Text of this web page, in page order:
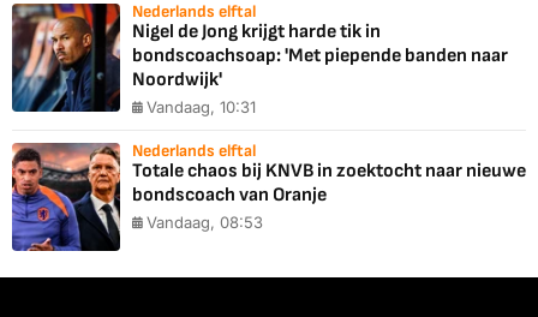
Nederlands elftal
Nigel de Jong krijgt harde tik in
bondscoachsoap: 'Met piepende banden naar
Noordwijk'
Vandaag, 10:31
Nederlands elftal
Totale chaos bij KNVB in zoektocht naar nieuwe
bondscoach van Oranje
Vandaag, 08:53